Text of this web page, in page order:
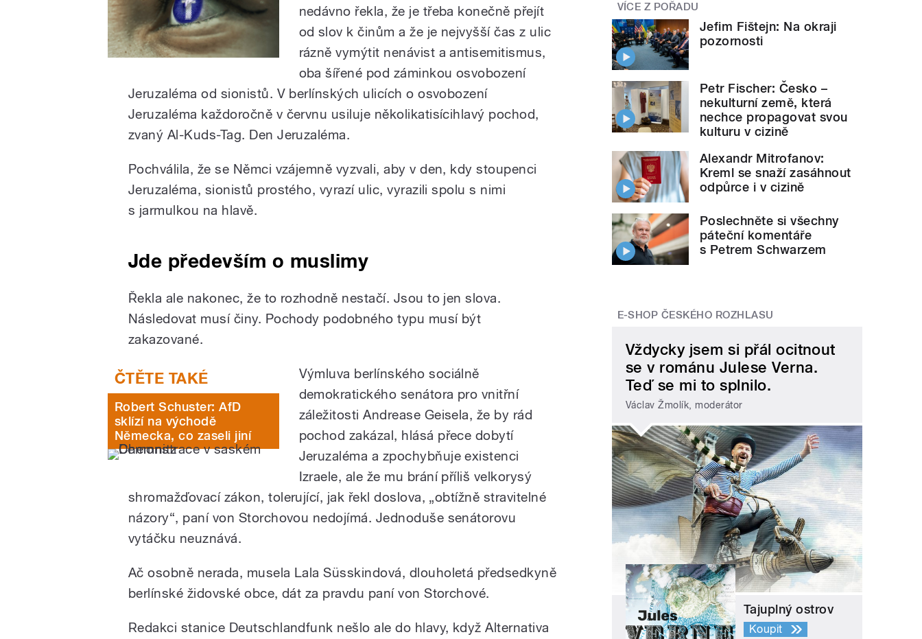
nedávno řekla, že je třeba konečně přejít
od slov k činům a že je nejvyšší čas z ulic
rázně vymýtit nenávist a antisemitismus,
oba šířené pod záminkou osvobození
Jeruzaléma od sionistů. V berlínských ulicích o osvobození
Jeruzaléma každoročně v červnu usiluje několikatisícihlavý pochod,
zvaný Al-Kuds-Tag. Den Jeruzaléma.
Pochválila, že se Němci vzájemně vyzvali, aby v den, kdy stoupenci
Jeruzaléma, sionistů prostého, vyrazí ulic, vyrazili spolu s nimi
s jarmulkou na hlavě.
Jde především o muslimy
Řekla ale nakonec, že to rozhodně nestačí. Jsou to jen slova.
Následovat musí činy. Pochody podobného typu musí být
zakazované.
Robert Schuster: AfD
sklízí na východě
Německa, co zaseli jiní
Výmluva berlínského sociálně
demokratického senátora pro vnitřní
záležitosti Andrease Geisela, že by rád
pochod zakázal, hlásá přece dobytí
Jeruzaléma a zpochybňuje existenci
Izraele, ale že mu brání příliš velkorysý
shromažďovací zákon, tolerující, jak řekl doslova, „obtížně stravitelné
názory“, paní von Storchovou nedojímá. Jednoduše senátorovu
vytáčku neuznává.
Ač osobně nerada, musela Lala Süsskindová, dlouholetá předsedkyně
berlínské židovské obce, dát za pravdu paní von Storchové.
Redakci stanice Deutschlandfunk nešlo ale do hlavy, když Alternativa
VÍCE Z POŘADU
Jefim Fištejn: Na okraji
pozornosti
Petr Fischer: Česko –
nekulturní země, která
nechce propagovat svou
kulturu v cizině
Alexandr Mitrofanov:
Kreml se snaží zasáhnout
odpůrce i v cizině
Poslechněte si všechny
páteční komentáře
s Petrem Schwarzem
E-SHOP ČESKÉHO ROZHLASU
Vždycky jsem si přál ocitnout
se v románu Julese Verna.
Teď se mi to splnilo.
Václav Žmolík, moderátor
Tajuplný ostrov
Koupit